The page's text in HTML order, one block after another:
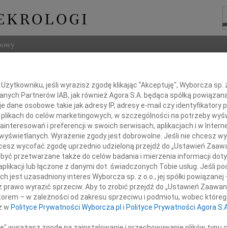
Przyjaciół Dzieci
Działacza
Krześnicką
Imię i
INNE
Witold
Z wielkim
Jadwiga
Panu
Adam
Z wielkim
Alina
Alina
jeśli wyrazisz zgodę klikając "Akceptuję", Wyborcza sp.
Partnerów IAB, jak również Agora S.A. będąca spółką
dane osobowe takie jak adresy IP, adresy e-mail czy identyfikatory
do celów marketingowych, w szczególności na potrzeby
i preferencji w swoich serwisach, aplikacjach i w
Wyrażenie zgody jest dobrowolne. Jeśli nie chcesz
wycofać zgodę uprzednio udzieloną przejdź do „Ustawień
przetwarzane także do celów badania i mierzenia informacji
lub łączone z danymi dot. świadczonych Tobie usług. Jeśli
jest uzasadniony interes Wyborcza sp. z o.o., jej spółki powiązanej
wyrazić sprzeciw. Aby to zrobić przejdź do „Ustawień
– w zależności od zakresu sprzeciwu i podmiotu, wobec
w Polityce Prywatności Wyborcza.pl i Polityce Prywatności Agora